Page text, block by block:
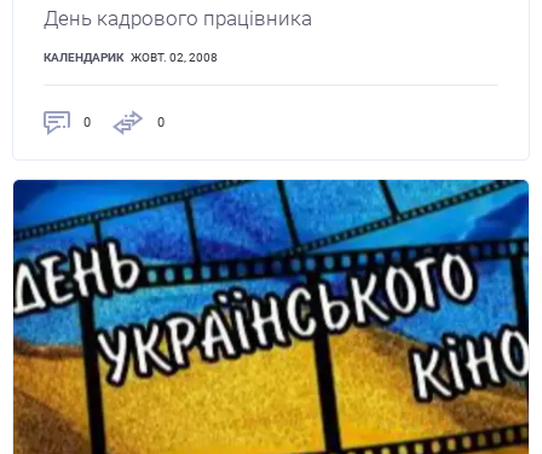
День кадрового працівника
КАЛЕНДАРИК ЖОВТ. 02, 2008
0 0